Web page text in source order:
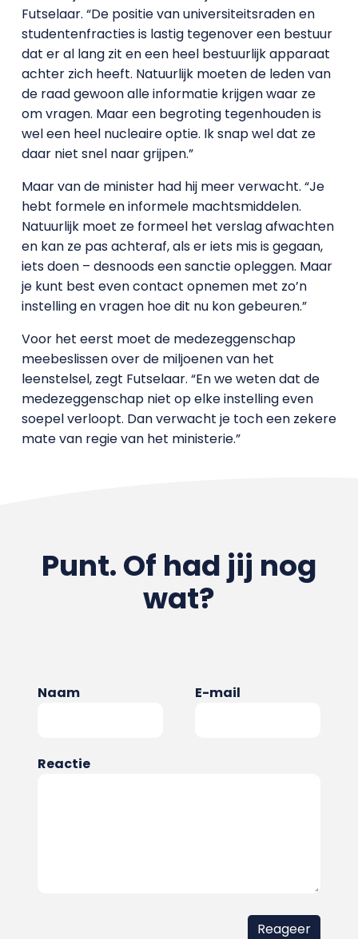
Futselaar. “De positie van universiteitsraden en
studentenfracties is lastig tegenover een bestuur
dat er al lang zit en een heel bestuurlijk apparaat
achter zich heeft. Natuurlijk moeten de leden van
de raad gewoon alle informatie krijgen waar ze
om vragen. Maar een begroting tegenhouden is
wel een heel nucleaire optie. Ik snap wel dat ze
daar niet snel naar grijpen.”
Maar van de minister had hij meer verwacht. “Je
hebt formele en informele machtsmiddelen.
Natuurlijk moet ze formeel het verslag afwachten
en kan ze pas achteraf, als er iets mis is gegaan,
iets doen – desnoods een sanctie opleggen. Maar
je kunt best even contact opnemen met zo’n
instelling en vragen hoe dit nu kon gebeuren.”
Voor het eerst moet de medezeggenschap
meebeslissen over de miljoenen van het
leenstelsel, zegt Futselaar. “En we weten dat de
medezeggenschap niet op elke instelling even
soepel verloopt. Dan verwacht je toch een zekere
mate van regie van het ministerie.”
Punt. Of had jij nog
wat?
Naam E-mail
Reactie